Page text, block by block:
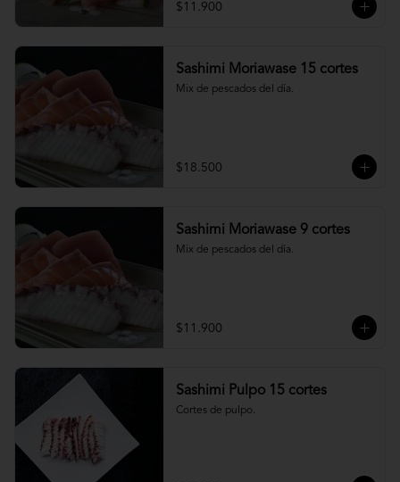
$11.900
Sashimi Moriawase 15 cortes
Mix de pescados del día.
$18.500
Sashimi Moriawase 9 cortes
Mix de pescados del día.
$11.900
Sashimi Pulpo 15 cortes
Cortes de pulpo.